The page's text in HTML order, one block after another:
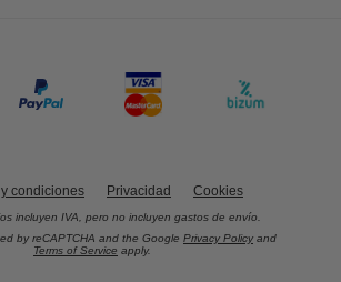
condiciones Privacidad Cookies
incluyen IVA, pero no incluyen gastos de envío.
by reCAPTCHA and the Google Privacy Policy and
Terms of Service apply.